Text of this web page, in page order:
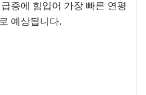
증에 힘입어 가장 빠른 연평
예상됩니다.